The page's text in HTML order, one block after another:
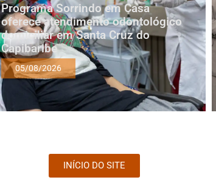
Programa Sorrindo em Casa
oferece atendimento odontológico
domiciliar em Santa Cruz do
Capibaribe
05/08/2026
INÍCIO DO SITE